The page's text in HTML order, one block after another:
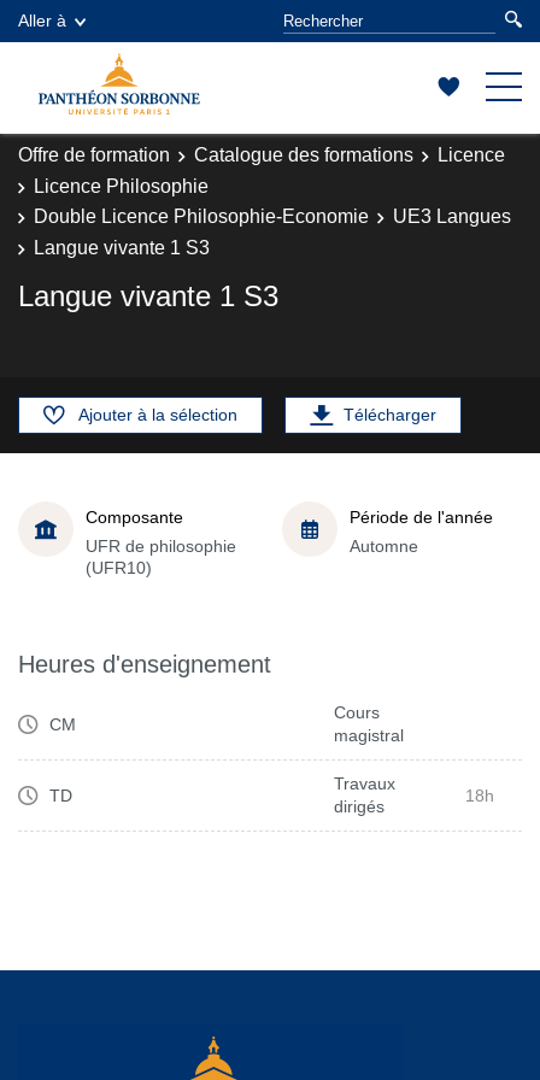
Aller à
Offre de formation Catalogue des formations
Licence
Licence Philosophie
Double Licence Philosophie-Economie
UE3 Langues
Langue vivante 1 S3
Langue vivante 1 S3
Ajouter à la sélection Télécharger
Composante
UFR de philosophie
(UFR10)
Période de l'année
Automne
Heures d'enseignement
CM
Cours
magistral
TD
Travaux
dirigés
18h